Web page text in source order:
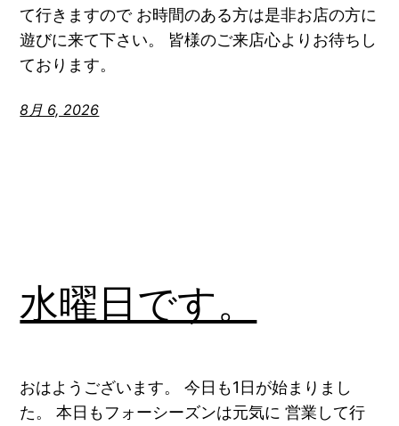
て行きますので お時間のある方は是非お店の方に
遊びに来て下さい。 皆様のご来店心よりお待ちし
ております。
8月 6, 2026
水曜日です。
おはようございます。 今日も1日が始まりまし
た。 本日もフォーシーズンは元気に 営業して行